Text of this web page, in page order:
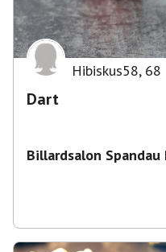
Hibiskus58, 68
Dart
Billardsalon